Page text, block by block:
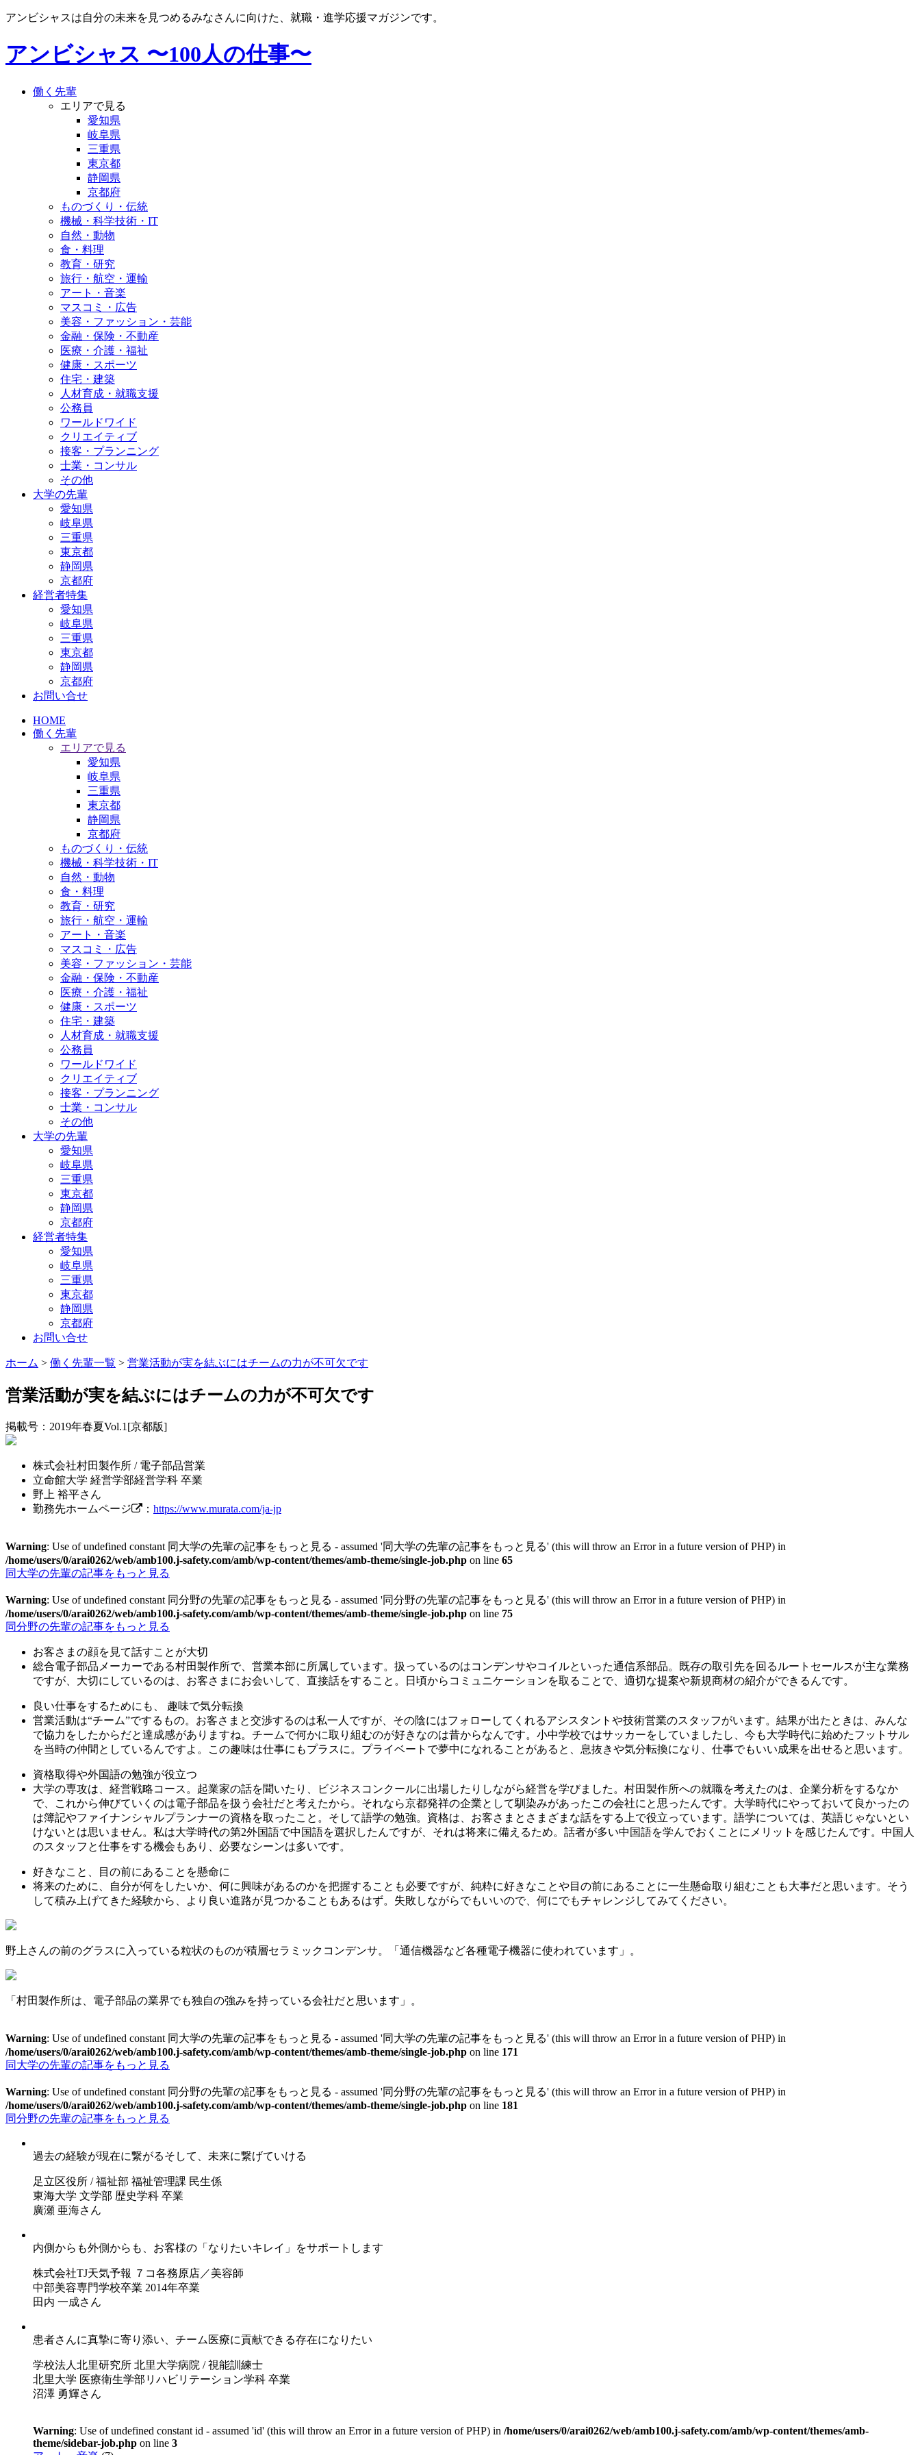
アンビシャスは自分の未来を見つめるみなさんに向けた、就職・進学応援マガジンです。
アンビシャス 〜100人の仕事〜
働く先輩
エリアで見る
愛知県
岐阜県
三重県
東京都
静岡県
京都府
ものづくり・伝統
機械・科学技術・IT
自然・動物
食・料理
教育・研究
旅行・航空・運輸
アート・音楽
マスコミ・広告
美容・ファッション・芸能
金融・保険・不動産
医療・介護・福祉
健康・スポーツ
住宅・建築
人材育成・就職支援
公務員
ワールドワイド
クリエイティブ
接客・プランニング
士業・コンサル
その他
大学の先輩
愛知県
岐阜県
三重県
東京都
静岡県
京都府
経営者特集
愛知県
岐阜県
三重県
東京都
静岡県
京都府
お問い合せ
HOME
働く先輩
エリアで見る
愛知県
岐阜県
三重県
東京都
静岡県
京都府
ものづくり・伝統
機械・科学技術・IT
自然・動物
食・料理
教育・研究
旅行・航空・運輸
アート・音楽
マスコミ・広告
美容・ファッション・芸能
金融・保険・不動産
医療・介護・福祉
健康・スポーツ
住宅・建築
人材育成・就職支援
公務員
ワールドワイド
クリエイティブ
接客・プランニング
士業・コンサル
その他
大学の先輩
愛知県
岐阜県
三重県
東京都
静岡県
京都府
経営者特集
愛知県
岐阜県
三重県
東京都
静岡県
京都府
お問い合せ
ホーム > 働く先輩一覧 > 営業活動が実を結ぶにはチームの力が不可欠です
営業活動が実を結ぶにはチームの力が不可欠です
掲載号：2019年春夏Vol.1[京都版]
株式会社村田製作所 / 電子部品営業
立命館大学 経営学部経営学科 卒業
野上 裕平さん
勤務先ホームページ
： https://www.murata.com/ja-jp
Warning: Use of undefined constant 同大学の先輩の記事をもっと見る - assumed '同大学の先輩の記事をもっと見る' (this will throw an Error in a future version of PHP) in
/home/users/0/arai0262/web/amb100.j-safety.com/amb/wp-content/themes/amb-theme/single-job.php on line 65
同大学の先輩の記事をもっと見る
Warning: Use of undefined constant 同分野の先輩の記事をもっと見る - assumed '同分野の先輩の記事をもっと見る' (this will throw an Error in a future version of PHP) in
/home/users/0/arai0262/web/amb100.j-safety.com/amb/wp-content/themes/amb-theme/single-job.php on line 75
同分野の先輩の記事をもっと見る
お客さまの顔を見て話すことが大切
総合電子部品メーカーである村田製作所で、営業本部に所属しています。扱っているのはコンデンサやコイルといった通信系部品。既存の取引先を回るルートセールスが主な業務
ですが、大切にしているのは、お客さまにお会いして、直接話をすること。日頃からコミュニケーションを取ることで、適切な提案や新規商材の紹介ができるんです。
良い仕事をするためにも、 趣味で気分転換
営業活動は“チーム”でするもの。お客さまと交渉するのは私一人ですが、その陰にはフォローしてくれるアシスタントや技術営業のスタッフがいます。結果が出たときは、みんな
で協力をしたからだと達成感がありますね。チームで何かに取り組むのが好きなのは昔からなんです。小中学校ではサッカーをしていましたし、今も大学時代に始めたフットサル
を当時の仲間としているんですよ。この趣味は仕事にもプラスに。プライベートで夢中になれることがあると、息抜きや気分転換になり、仕事でもいい成果を出せると思います。
資格取得や外国語の勉強が役立つ
大学の専攻は、経営戦略コース。起業家の話を聞いたり、ビジネスコンクールに出場したりしながら経営を学びました。村田製作所への就職を考えたのは、企業分析をするなか
で、これから伸びていくのは電子部品を扱う会社だと考えたから。それなら京都発祥の企業として馴染みがあったこの会社にと思ったんです。大学時代にやっておいて良かったの
は簿記やファイナンシャルプランナーの資格を取ったこと。そして語学の勉強。資格は、お客さまとさまざまな話をする上で役立っています。語学については、英語じゃないとい
けないとは思いません。私は大学時代の第2外国語で中国語を選択したんですが、それは将来に備えるため。話者が多い中国語を学んでおくことにメリットを感じたんです。中国人
のスタッフと仕事をする機会もあり、必要なシーンは多いです。
好きなこと、目の前にあることを懸命に
将来のために、自分が何をしたいか、何に興味があるのかを把握することも必要ですが、純粋に好きなことや目の前にあることに一生懸命取り組むことも大事だと思います。そう
して積み上げてきた経験から、より良い進路が見つかることもあるはず。失敗しながらでもいいので、何にでもチャレンジしてみてください。
野上さんの前のグラスに入っている粒状のものが積層セラミックコンデンサ。「通信機器など各種電子機器に使われています」。
「村田製作所は、電子部品の業界でも独自の強みを持っている会社だと思います」。
Warning: Use of undefined constant 同大学の先輩の記事をもっと見る - assumed '同大学の先輩の記事をもっと見る' (this will throw an Error in a future version of PHP) in
/home/users/0/arai0262/web/amb100.j-safety.com/amb/wp-content/themes/amb-theme/single-job.php on line 171
同大学の先輩の記事をもっと見る
Warning: Use of undefined constant 同分野の先輩の記事をもっと見る - assumed '同分野の先輩の記事をもっと見る' (this will throw an Error in a future version of PHP) in
/home/users/0/arai0262/web/amb100.j-safety.com/amb/wp-content/themes/amb-theme/single-job.php on line 181
同分野の先輩の記事をもっと見る
過去の経験が現在に繋がるそして、未来に繋げていける
足立区役所 / 福祉部 福祉管理課 民生係
東海大学 文学部 歴史学科 卒業
廣瀬 亜海さん
内側からも外側からも、お客様の「なりたいキレイ」をサポートします
株式会社TJ天気予報 ７コ各務原店／美容師
中部美容専門学校卒業 2014年卒業
田内 一成さん
患者さんに真摯に寄り添い、チーム医療に貢献できる存在になりたい
学校法人北里研究所 北里大学病院 / 視能訓練士
北里大学 医療衛生学部リハビリテーション学科 卒業
沼澤 勇輝さん
Warning: Use of undefined constant id - assumed 'id' (this will throw an Error in a future version of PHP) in /home/users/0/arai0262/web/amb100.j-safety.com/amb/wp-content/themes/amb-
theme/sidebar-job.php on line 3